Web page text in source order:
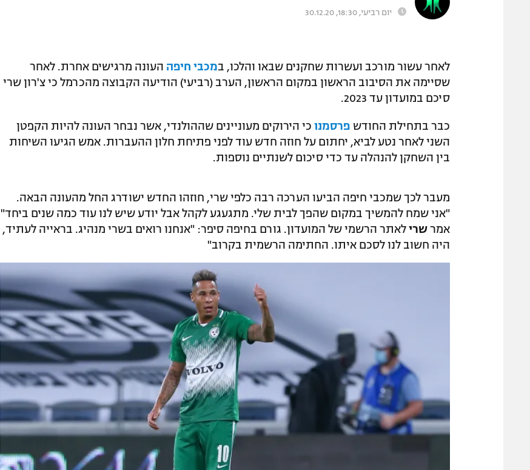
יום רביעי, 18:30, 30.12.20
לאחר עשור מורכב ועשרות שחקנים שבאו והלכו, במכבי חיפה העונה מרגישים אחרת. לאחר
שסיימה את הסיבוב הראשון במקום הראשון, הערב (רביעי) הודיעה הקבוצה מהכרמל כי צ'רון שרי
סיכם במועדון עד 2023.
כבר בתחילת החודש פרסמנו כי הירוקים מעוניינים שההולנדי, אשר נבחר העונה להיות הקפטן
השני לאחר נטע לביא, יחתום על חוזה חדש עוד לפני פתיחת חלון ההעברות. אמש הגיעו השיחות
בין השחקן להנהלה עד כדי סיכום לשנתיים נוספות.
מעבר לכך שמכבי חיפה הביעו הערכה רבה כלפי שרי, חוזהו החדש ישודרג החל מהעונה הבאה.
"אני שמח להמשיך במקום שהפך לבית שלי. מתגעגע לקהל אבל יודע שיש לנו עוד כמה שנים ביחד"
אמר שרי לאתר הרשמי של המועדון. גורם בחיפה סיפר: "אנחנו רואים בשרי מנהיג. בראייה לעתיד,
היה חשוב לנו לסכם איתו. החתימה הרשמית בקרוב"